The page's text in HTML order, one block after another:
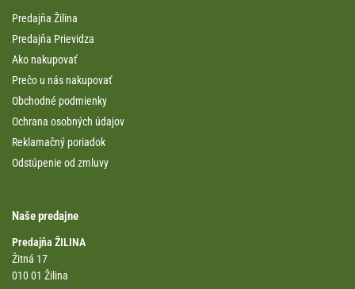
Predajňa Žilina
Predajňa Prievidza
Ako nakupovať
Prečo u nás nakupovať
Obchodné podmienky
Ochrana osobných údajov
Reklamačný poriadok
Odstúpenie od zmluvy
Naše predajne
Predajňa ŽILINA
Žitná 17
010 01 Žilina